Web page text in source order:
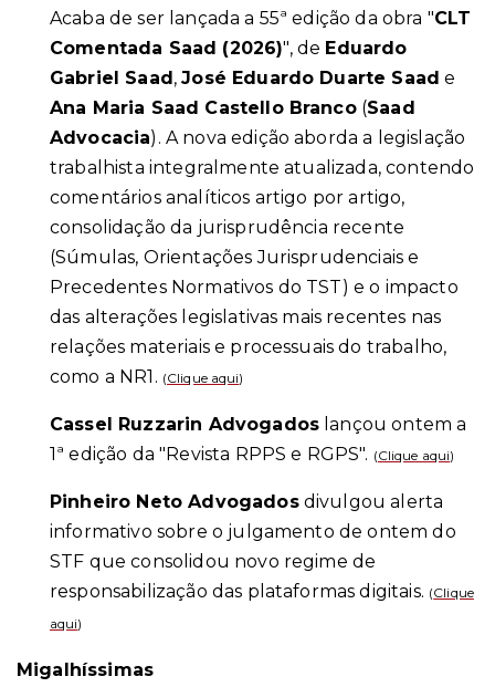
Acaba de ser lançada a 55ª edição da obra "CLT
Comentada Saad (2026)", de Eduardo
Gabriel Saad,José Eduardo Duarte Saad e
Ana Maria Saad Castello Branco(Saad
Advocacia). A nova edição aborda a legislação
trabalhista integralmente atualizada, contendo
comentários analíticos artigo por artigo,
consolidação da jurisprudência recente
(Súmulas, Orientações Jurisprudenciais e
Precedentes Normativos do TST) e o impacto
das alterações legislativas mais recentes nas
relações materiais e processuais do trabalho,
como a NR1. (Clique aqui)
Cassel Ruzzarin Advogados lançou ontem a
1ª edição da "Revista RPPS e RGPS". (Clique aqui)
Pinheiro Neto Advogadosdivulgou alerta
informativo sobre o julgamento de ontem do
STF que consolidou novo regime de
responsabilização das plataformas digitais. (Clique
aqui)
Migalhíssimas